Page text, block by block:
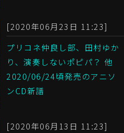
[2020年06月23日 11:23]
プリコネ仲良し部、田村ゆか
り、演奏しないポピパ？ 他
2020/06/24頃発売のアニソ
ンCD新譜
[2020年06月13日 11:23]